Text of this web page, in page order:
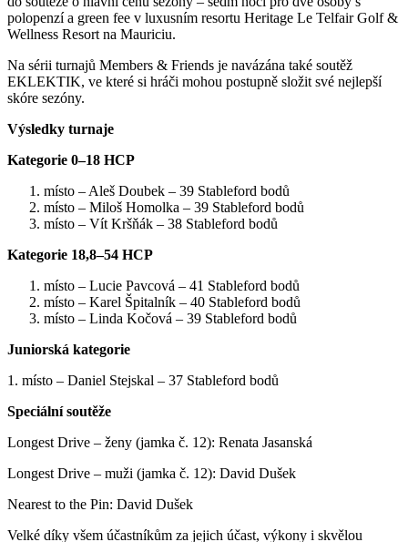
polopenzí a green fee v luxusním resortu Heritage Le Telfair Golf &
Wellness Resort na Mauriciu.
Na sérii turnajů Members & Friends je navázána také soutěž
EKLEKTIK, ve které si hráči mohou postupně složit své nejlepší
skóre sezóny.
Výsledky turnaje
Kategorie 0–18 HCP
místo – Aleš Doubek – 39 Stableford bodů
místo – Miloš Homolka – 39 Stableford bodů
místo – Vít Kršňák – 38 Stableford bodů
Kategorie 18,8–54 HCP
místo – Lucie Pavcová – 41 Stableford bodů
místo – Karel Špitalník – 40 Stableford bodů
místo – Linda Kočová – 39 Stableford bodů
Juniorská kategorie
1. místo – Daniel Stejskal – 37 Stableford bodů
Speciální soutěže
Longest Drive – ženy (jamka č. 12): Renata Jasanská
Longest Drive – muži (jamka č. 12): David Dušek
Nearest to the Pin: David Dušek
Velké díky všem účastníkům za jejich účast, výkony i skvělou